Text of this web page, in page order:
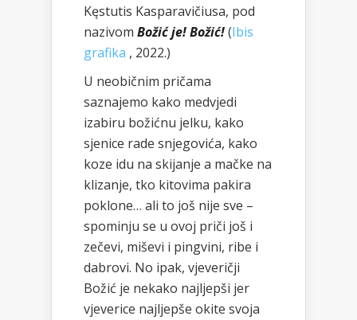
Kęstutis Kasparavičiusa, pod
nazivom Božić je! Božić!(Ibis
grafika , 2022.)
U neobičnim pričama
saznajemo kako medvjedi
izabiru božićnu jelku, kako
sjenice rade snjegovića, kako
koze idu na skijanje a mačke na
klizanje, tko kitovima pakira
poklone… ali to još nije sve –
spominju se u ovoj priči još i
zečevi, miševi i pingvini, ribe i
dabrovi. No ipak, vjeveričji
Božić je nekako najljepši jer
vjeverice najljepše okite svoja